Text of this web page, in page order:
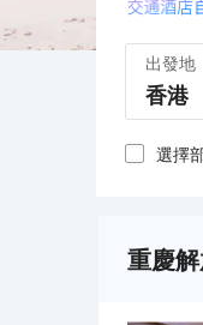
出發地
選擇
重慶